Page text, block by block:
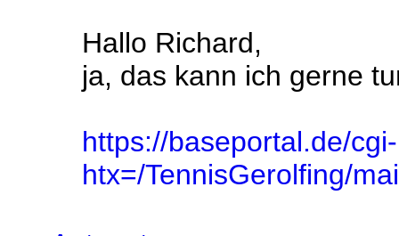
Hallo Richard,
ja, das kann ich gerne
https://baseportal.de/
htx=/TennisGerolfing/